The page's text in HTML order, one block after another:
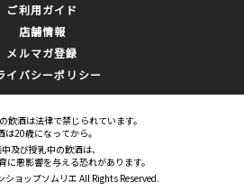
ご利用ガイド
店舗情報
メルマガ登録
イバシーポリシー
飲酒は法律で禁じられています。
は20歳になってから。
及び授乳中の飲酒は、
に悪影響を与える恐れがあります。
ョップソムリエ All Rights Reserved.